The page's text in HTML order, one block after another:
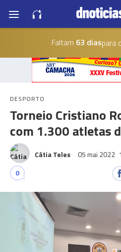
Faltam 63 diaspara
DESPORTO
Torneio Cristiano
com 1.300 atletas
Cátia Teles 05 mai 2022
0